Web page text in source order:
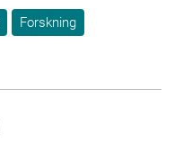
Forskning